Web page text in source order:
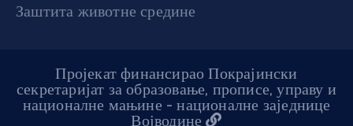
Заштита животне средине
Пројекат финансирао Покрајински
секретаријат за образовање, прописе, управу и
националне мањине - националне заједнице
Војводине